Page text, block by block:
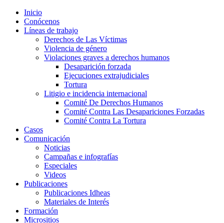
Inicio
Conócenos
Líneas de trabajo
Derechos de Las Víctimas
Violencia de género
Violaciones graves a derechos humanos
Desaparición forzada​
Ejecuciones extrajudiciales
Tortura
Litigio e incidencia internacional
Comité De Derechos Humanos​
Comité Contra Las Desapariciones Forzadas
Comité Contra La Tortura​
Casos
Comunicación
Noticias
Campañas e infografías
Especiales
Videos
Publicaciones
Publicaciones Idheas
Materiales de Interés
Formación
Micrositios